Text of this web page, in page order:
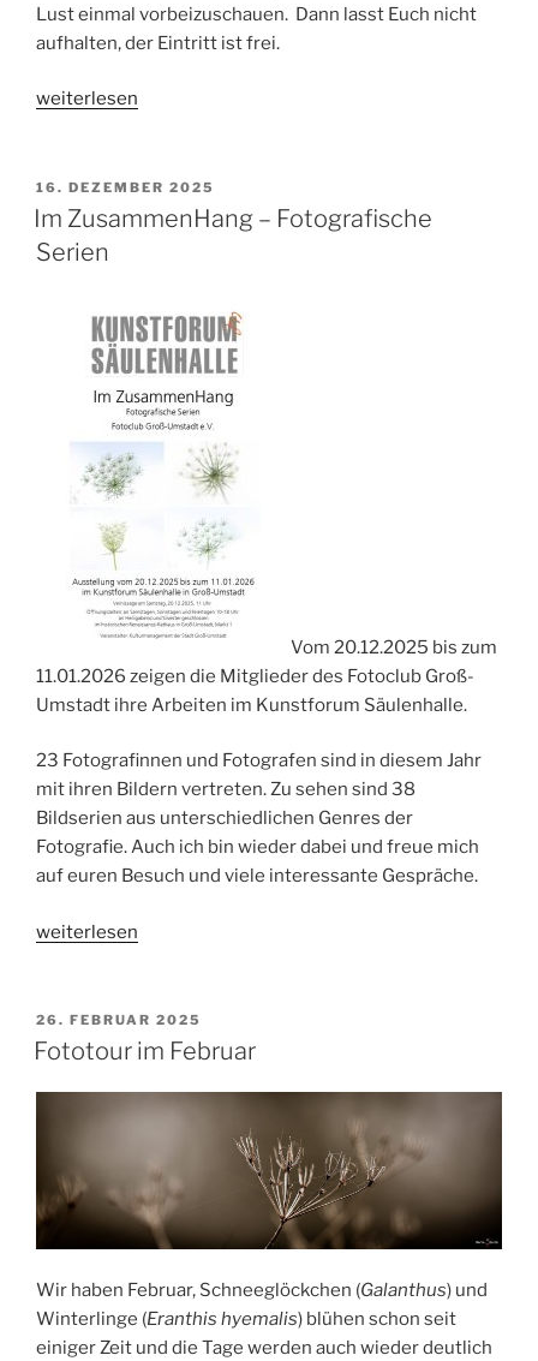
Lust einmal vorbeizuschauen. Dann lasst Euch nicht
aufhalten, der Eintritt ist frei.
„Ausstellung
Bad
Camberg“
weiterlesen
VERÖFFENTLICHT
AM
16. DEZEMBER 2025
Im ZusammenHang – Fotografische
Serien
Vom 20.12.2025 bis zum
11.01.2026 zeigen die Mitglieder des Fotoclub Groß-
Umstadt ihre Arbeiten im Kunstforum Säulenhalle.
23 Fotografinnen und Fotografen sind in diesem Jahr
mit ihren Bildern vertreten. Zu sehen sind 38
Bildserien aus unterschiedlichen Genres der
Fotografie. Auch ich bin wieder dabei und freue mich
auf euren Besuch und viele interessante Gespräche.
„Im
Fotografische
Serien“
weiterlesen
VERÖFFENTLICHT
AM
26. FEBRUAR 2025
Fototour im Februar
Wir haben Februar, Schneeglöckchen (Galanthus) und
Winterlinge (Eranthis hyemalis) blühen schon seit
einiger Zeit und die Tage werden auch wieder deutlich